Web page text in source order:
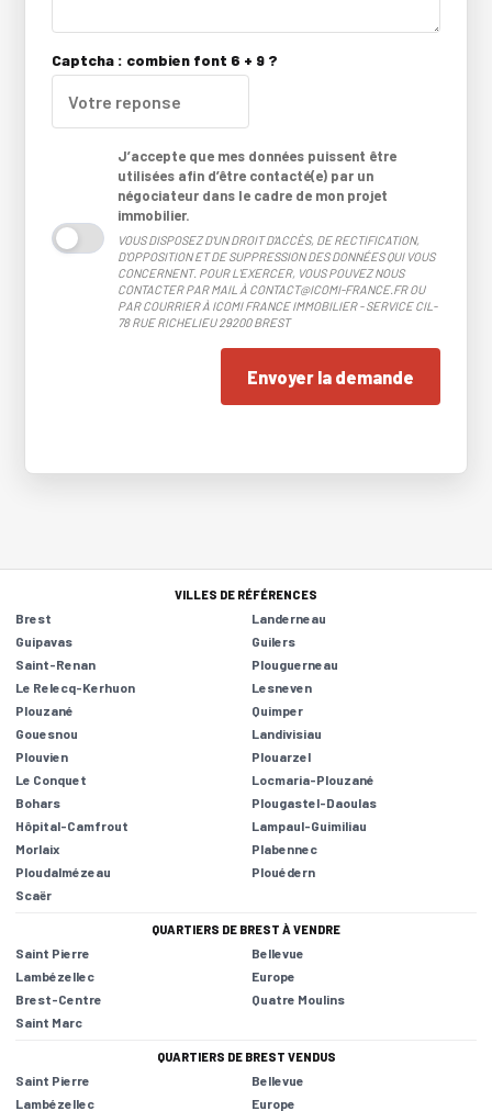
Captcha : combien font 6 + 9 ?
J’accepte que mes données puissent être
utilisées afin d’être contacté(e) par un
négociateur dans le cadre de mon projet
immobilier.
VOUS DISPOSEZ D'UN DROIT D'ACCÈS, DE RECTIFICATION,
D'OPPOSITION ET DE SUPPRESSION DES DONNÉES QUI VOUS
CONCERNENT. POUR L'EXERCER, VOUS POUVEZ NOUS
CONTACTER PAR MAIL À CONTACT@ICOMI-FRANCE.FR OU
PAR COURRIER À ICOMI FRANCE IMMOBILIER - SERVICE CIL-
78 RUE RICHELIEU 29200 BREST
Envoyer la demande
VILLES DE RÉFÉRENCES
Brest
Landerneau
Guipavas
Guilers
Saint-Renan
Plouguerneau
Le Relecq-Kerhuon
Lesneven
Plouzané
Quimper
Gouesnou
Landivisiau
Plouvien
Plouarzel
Le Conquet
Locmaria-Plouzané
Bohars
Plougastel-Daoulas
Hôpital-Camfrout
Lampaul-Guimiliau
Morlaix
Plabennec
Ploudalmézeau
Plouédern
Scaër
QUARTIERS DE BREST À VENDRE
Saint Pierre
Bellevue
Lambézellec
Europe
Brest-Centre
Quatre Moulins
Saint Marc
QUARTIERS DE BREST VENDUS
Saint Pierre
Bellevue
Lambézellec
Europe